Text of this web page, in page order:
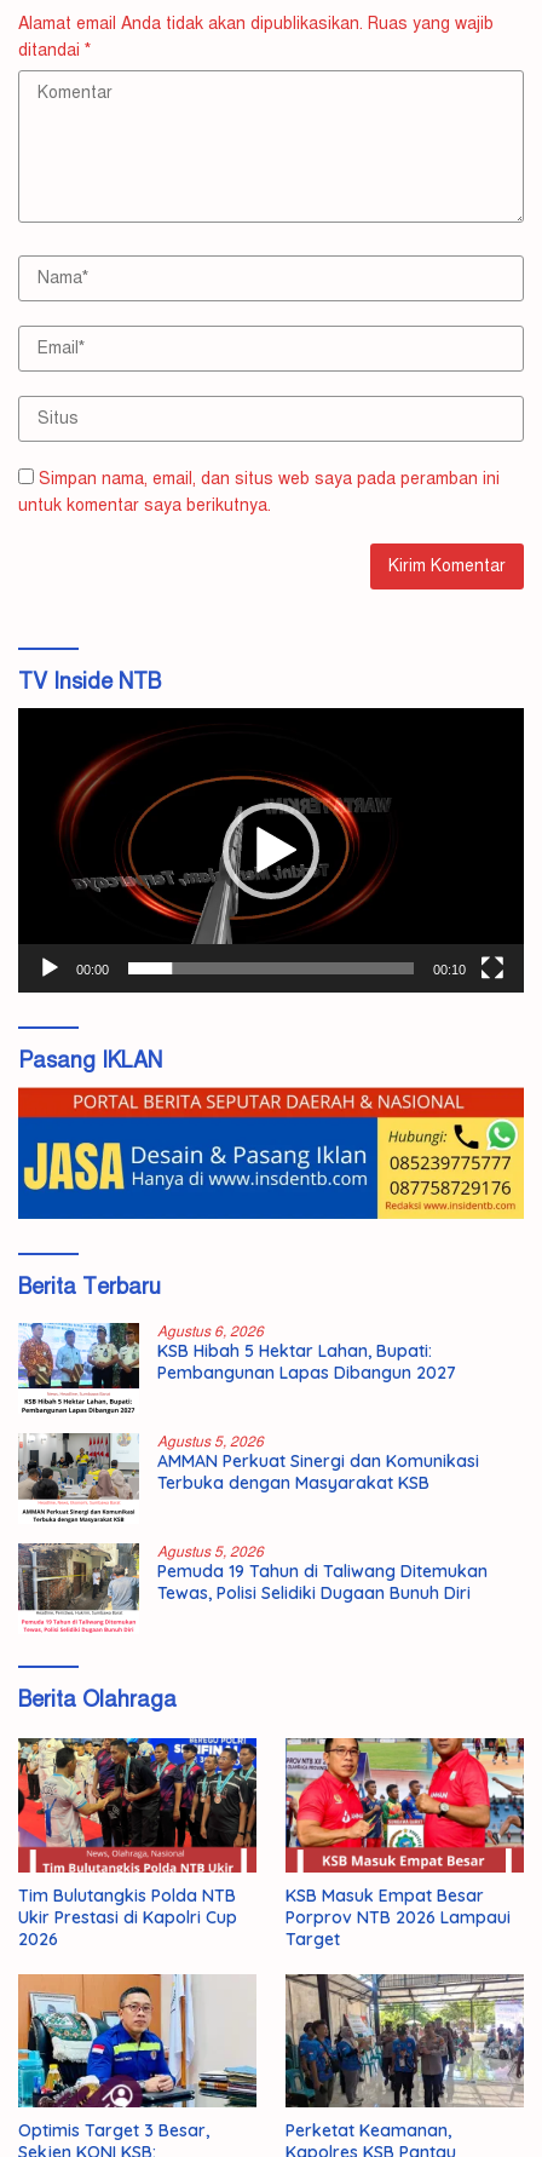
Alamat email Anda tidak akan dipublikasikan. Ruas yang wajib
ditandai *
Simpan nama, email, dan situs web saya pada peramban ini
untuk komentar saya berikutnya.
TV Inside NTB
00:00 00:10
Pasang IKLAN
Berita Terbaru
Agustus 6, 2026
KSB Hibah 5 Hektar Lahan, Bupati:
Pembangunan Lapas Dibangun 2027
Agustus 5, 2026
AMMAN Perkuat Sinergi dan Komunikasi
Terbuka dengan Masyarakat KSB
Agustus 5, 2026
Pemuda 19 Tahun di Taliwang Ditemukan
Tewas, Polisi Selidiki Dugaan Bunuh Diri
Berita Olahraga
Tim Bulutangkis Polda NTB
Ukir Prestasi di Kapolri Cup
2026
KSB Masuk Empat Besar
Porprov NTB 2026 Lampaui
Target
Optimis Target 3 Besar,
Sekjen KONI KSB:
Perketat Keamanan,
Kapolres KSB Pantau